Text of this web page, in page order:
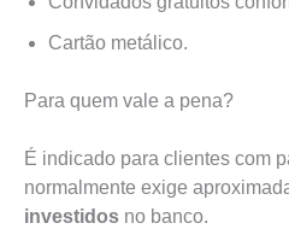
Cartão metálico.
Para quem vale a pena?
É indicado para clientes com
normalmente exige
investidos no banco.